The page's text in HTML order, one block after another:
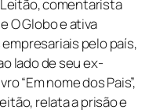
comentarista
O Globo e ativa
pelo país,
lado de seu ex-
“Em nome dos Pais”,
relata a prisão e